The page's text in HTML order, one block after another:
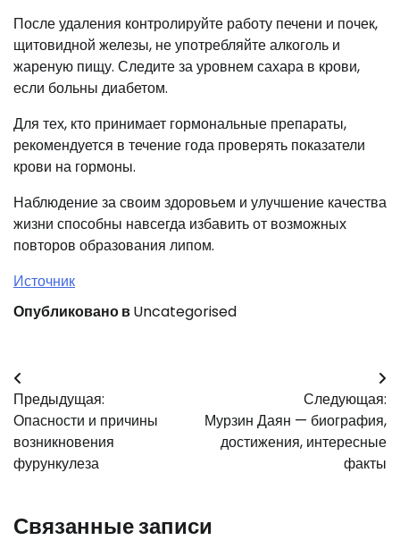
После удаления контролируйте работу печени и почек,
щитовидной железы, не употребляйте алкоголь и
жареную пищу. Следите за уровнем сахара в крови,
если больны диабетом.
Для тех, кто принимает гормональные препараты,
рекомендуется в течение года проверять показатели
крови на гормоны.
Наблюдение за своим здоровьем и улучшение качества
жизни способны навсегда избавить от возможных
повторов образования липом.
Источник
Опубликовано вUncategorised
Навигация
по
записям
Предыдущая:
Опасности и причины
возникновения
фурункулеза
Следующая:
Мурзин Даян — биография,
достижения, интересные
факты
Связанные записи